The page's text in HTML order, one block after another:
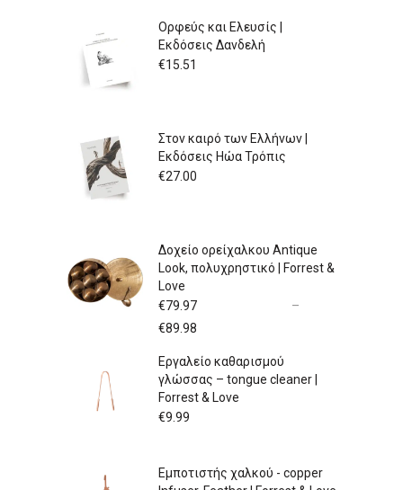
Ορφεύς και Ελευσίς |
Εκδόσεις Δανδελή
€15.51
Στον καιρό των Ελλήνων |
Εκδόσεις Ηώα Τρόπις
€27.00
Δοχείο ορείχαλκου Antique
Look, πολυχρηστικό | Forrest &
Love
€79.97
–
€89.98
through
Εργαλείο καθαρισμού
γλώσσας – tongue cleaner |
Forrest & Love
€9.99
Εμποτιστής χαλκού - copper